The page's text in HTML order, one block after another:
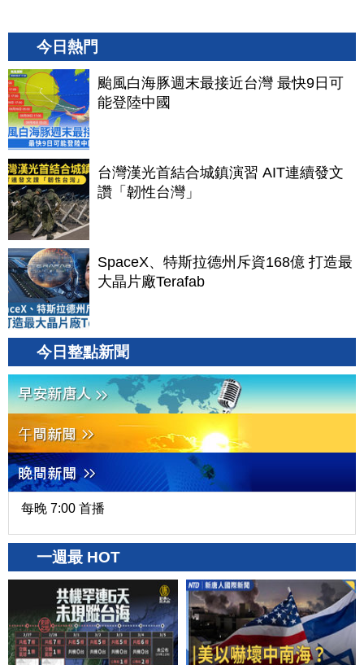
今日熱門
颱風白海豚週末最接近台灣 最快9日可
能登陸中國
台灣漢光首結合城鎮演習 AIT連續發文
讚「韌性台灣」
SpaceX、特斯拉德州斥資168億 打造最
大晶片廠Terafab
今日整點新聞
每晚 7:00 首播
一週最 HOT